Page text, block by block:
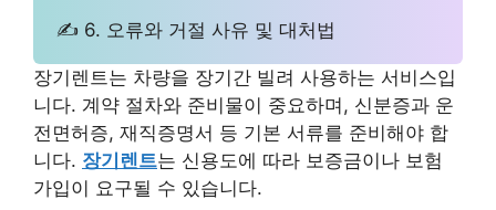
✍ 6. 오류와 거절 사유 및 대처법
장기렌트는 차량을 장기간 빌려 사용하는 서비스입
니다. 계약 절차와 준비물이 중요하며, 신분증과 운
전면허증, 재직증명서 등 기본 서류를 준비해야 합
니다. 장기렌트는 신용도에 따라 보증금이나 보험
가입이 요구될 수 있습니다.